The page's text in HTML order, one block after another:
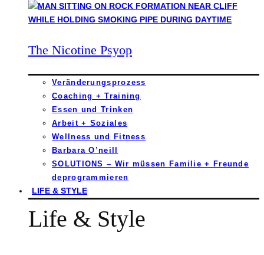
The Nicotine Psyop
Veränderungsprozess
Coaching + Training
Essen und Trinken
Arbeit + Soziales
Wellness und Fitness
Barbara O’neill
SOLUTIONS – Wir müssen Familie + Freunde
deprogrammieren
LIFE & STYLE
Life & Style